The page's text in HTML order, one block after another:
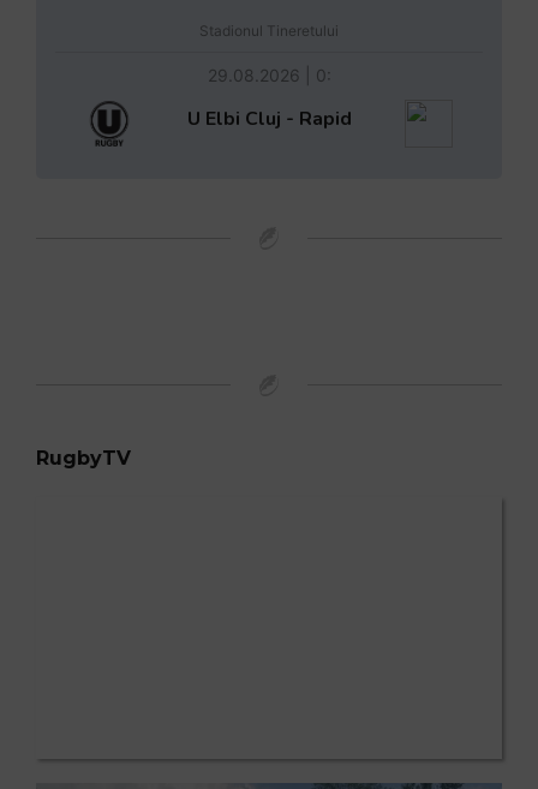
Stadionul Tineretului
29.08.2026 | 0:
U Elbi Cluj - Rapid
RugbyTV